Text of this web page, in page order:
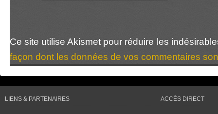
Ce site utilise Akismet pour réduire les
façon dont les données de vos commentaires
LIENS & PARTENAIRES ACCÈS DIRECT